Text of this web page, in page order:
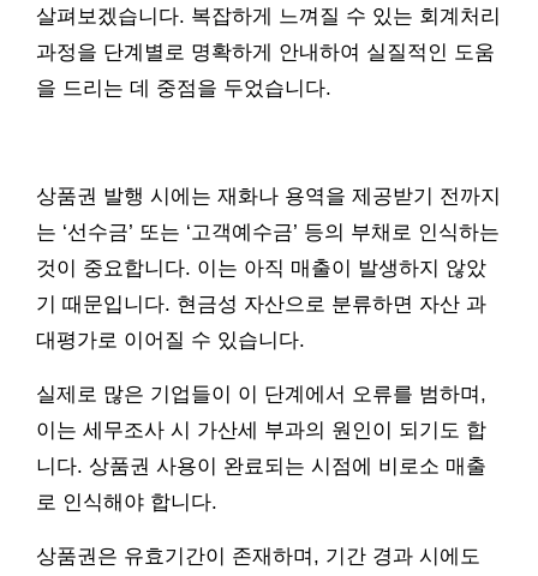
살펴보겠습니다. 복잡하게 느껴질 수 있는 회계처리
과정을 단계별로 명확하게 안내하여 실질적인 도움
을 드리는 데 중점을 두었습니다.
상품권 발행 시에는 재화나 용역을 제공받기 전까지
는 ‘선수금’ 또는 ‘고객예수금’ 등의 부채로 인식하는
것이 중요합니다. 이는 아직 매출이 발생하지 않았
기 때문입니다. 현금성 자산으로 분류하면 자산 과
대평가로 이어질 수 있습니다.
실제로 많은 기업들이 이 단계에서 오류를 범하며,
이는 세무조사 시 가산세 부과의 원인이 되기도 합
니다. 상품권 사용이 완료되는 시점에 비로소 매출
로 인식해야 합니다.
상품권은 유효기간이 존재하며, 기간 경과 시에도